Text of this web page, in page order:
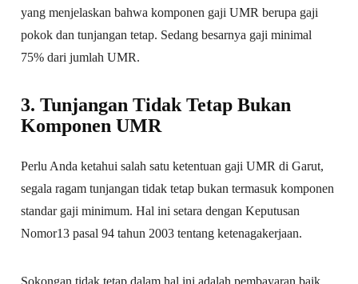
yang menjelaskan bahwa komponen gaji UMR berupa gaji
pokok dan tunjangan tetap. Sedang besarnya gaji minimal
75% dari jumlah UMR.
3. Tunjangan Tidak Tetap Bukan
Komponen UMR
Perlu Anda ketahui salah satu ketentuan gaji UMR di Garut,
segala ragam tunjangan tidak tetap bukan termasuk komponen
standar gaji minimum. Hal ini setara dengan Keputusan
Nomor13 pasal 94 tahun 2003 tentang ketenagakerjaan.